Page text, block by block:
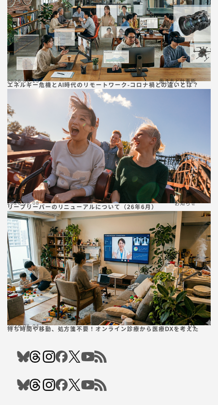
エネルギー危機とAI時代のリモートワーク-コロナ禍との違いとは？
2026.06.25 働き方と仕事術
リープリーパーのリニューアルについて（26年6月）
2026.06.08 お知らせ
待ち時間や移動、処方箋不要！オンライン診療から医療DXを考えた
2026.06.04 DX